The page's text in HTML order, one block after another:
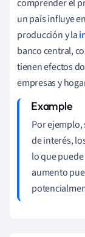
comprender el
un país influye
producción y la
banco central,
tienen efectos
empresas y
Por
de interés,
lo que
aumento